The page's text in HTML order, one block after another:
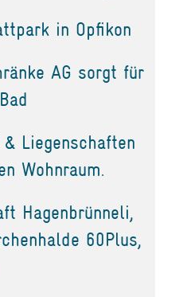
in Opfikon
AG sorgt für
Liegenschaften
Wohnraum.
Hagenbrünneli,
60Plus,